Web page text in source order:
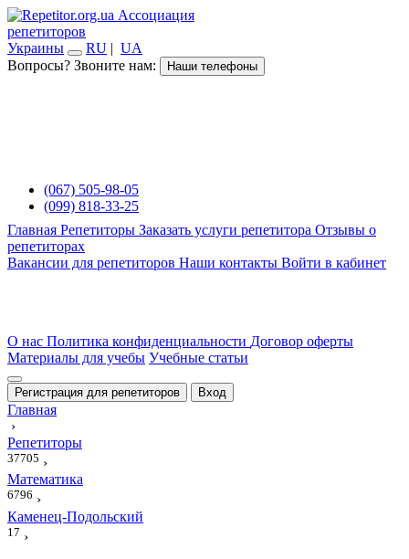
Ассоциация
репетиторов
Украины
RU | UA
Вопросы? Звоните нам:
Наши телефоны
(067) 505-98-05
(099) 818-33-25
Главная Репетиторы Заказать услуги репетитора Отзывы о
репетиторах
Вакансии для репетиторов Наши контакты Войти в кабинет
О нас Политика конфиденциальности Договор оферты
Материалы для учебы Учебные статьи
Регистрация для репетиторов Вход
Главная
›
Репетиторы
37705 ›
Математика
6796 ›
Каменец-Подольский
17 ›